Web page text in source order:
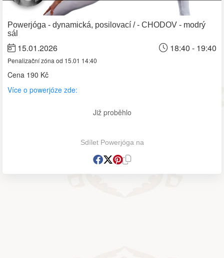
Powerjóga - dynamická, posilovací / - CHODOV - modrý
sál
15.01.2026 18:40 - 19:40
Penalizační zóna od 15.01 14:40
Cena 190 Kč
Více o powerjóze zde:
Již proběhlo
Sdílet Powerjóga na